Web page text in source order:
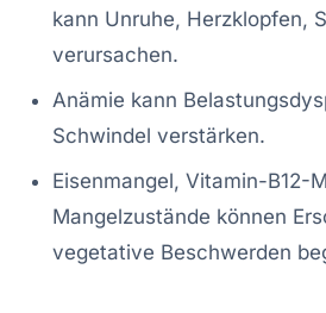
kann Unruhe, Herzklopfen,
verursachen.
Anämie kann
Schwindel verstärken.
Eisenmangel, Vitamin-B12-
Mangelzustände können
vegetative Beschwerden